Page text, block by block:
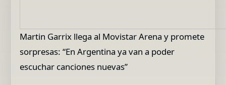
Martin Garrix llega al Movistar Arena y promete
sorpresas: “En Argentina ya van a poder
escuchar canciones nuevas”